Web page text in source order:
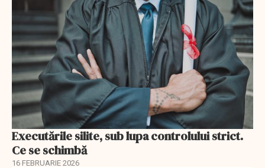
Executările silite, sub lupa controlului strict.
Ce se schimbă
16 FEBRUARIE 2026